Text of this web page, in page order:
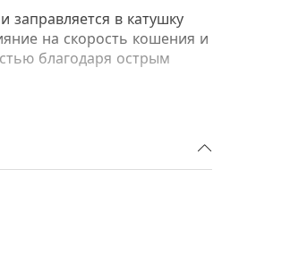
в катушку
на скорость кошения и
благодаря острым